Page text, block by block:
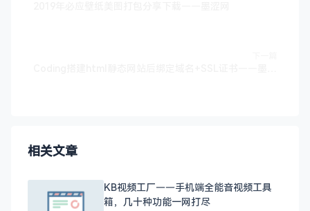
相关文章
KB视频工厂——手机端全能音视频工具
箱，几十种功能一网打尽